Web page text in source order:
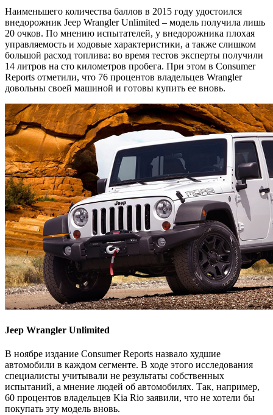
Наименьшего количества баллов в 2015 году удостоился
внедорожник Jeep Wrangler Unlimited – модель получила лишь
20 очков. По мнению испытателей, у внедорожника плохая
управляемость и ходовые характеристики, а также слишком
большой расход топлива: во время тестов эксперты получили
14 литров на сто километров пробега. При этом в Consumer
Reports отметили, что 76 процентов владельцев Wrangler
довольны своей машиной и готовы купить ее вновь.
Jeep Wrangler Unlimited
В ноябре издание Consumer Reports назвало худшие
автомобили в каждом сегменте. В ходе этого исследования
специалисты учитывали не результаты собственных
испытаний, а мнение людей об автомобилях. Так, например,
60 процентов владельцев Kia Rio заявили, что не хотели бы
покупать эту модель вновь.